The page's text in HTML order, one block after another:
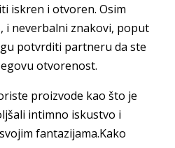
iskren i otvoren. Osim
i neverbalni znakovi, poput
potvrditi partneru da ste
otvorenost.
proizvode kao što je
intimno iskustvo i
fantazijama.Kako